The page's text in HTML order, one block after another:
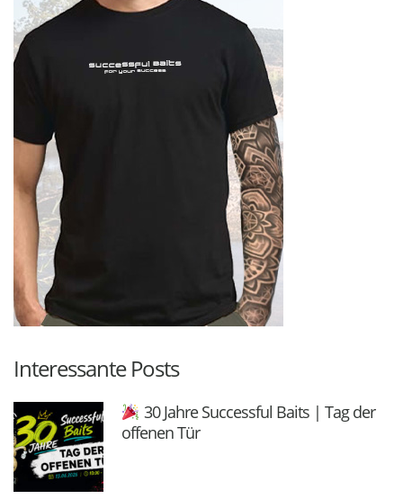
Interessante Posts
30 Jahre Successful Baits | Tag der
offenen Tür